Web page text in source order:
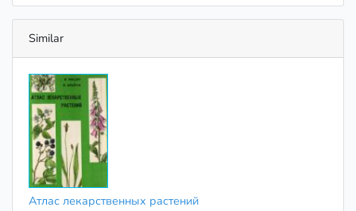
Similar
Атлас лекарственных растений